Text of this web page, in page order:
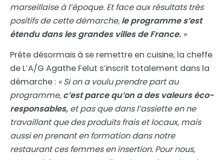
marseillaise à l’époque. Et face aux résultats très
positifs de cette démarche, le programme s’est
étendu dans les grandes villes de France. »
Prête désormais à se remettre en cuisine, la cheffe
de L’A/G Agathe Felut s’inscrit totalement dans la
démarche : « Si on a voulu prendre part au
programme, c’est parce qu’on a des valeurs éco-
responsables, et pas que dans l’assiette en ne
travaillant que des produits frais et locaux, mais
aussi en prenant en formation dans notre
restaurant ces femmes en insertion. Pour nous,